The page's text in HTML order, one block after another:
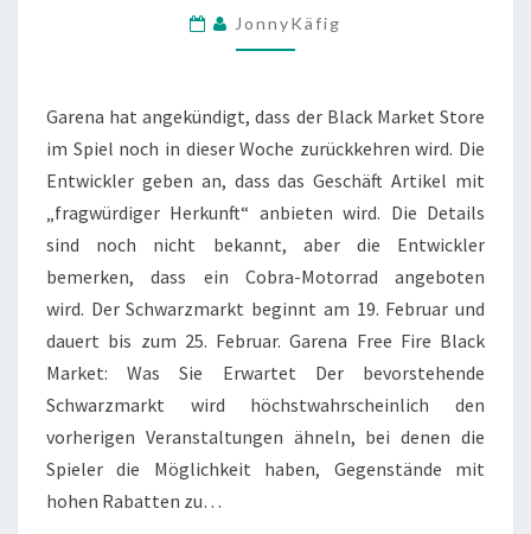
DIESER
WOCHE
SCHWARZMARKT-
EVENT
IM
SPIEL
JonnyKäfig
Garena hat angekündigt, dass der Black Market Store
im Spiel noch in dieser Woche zurückkehren wird. Die
Entwickler geben an, dass das Geschäft Artikel mit
„fragwürdiger Herkunft“ anbieten wird. Die Details
sind noch nicht bekannt, aber die Entwickler
bemerken, dass ein Cobra-Motorrad angeboten
wird. Der Schwarzmarkt beginnt am 19. Februar und
dauert bis zum 25. Februar. Garena Free Fire Black
Market: Was Sie Erwartet Der bevorstehende
Schwarzmarkt wird höchstwahrscheinlich den
vorherigen Veranstaltungen ähneln, bei denen die
Spieler die Möglichkeit haben, Gegenstände mit
hohen Rabatten zu…